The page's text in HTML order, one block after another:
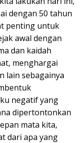
dengan 50 tahun
penting untuk
awal dengan
dan kaidah
menghargai
lain sebagainya
negatif yang
dipertontonkan
mata kita,
dari apa yang